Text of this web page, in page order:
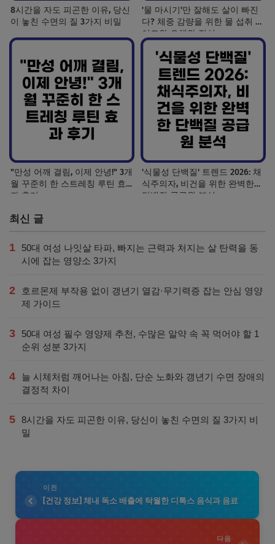
8시간을 자도 피곤한 이유, 당신
이 놓친 수면의 질 3가지 비밀
'물 마시기'만 잘해도 살이 빠진
다? 체중 감량을 위한 물 섭취 가
이드와 오해와 진실
"만성 어깨 결림, 이제 안녕!" 3개
월 꾸준히 한 스트레칭 루틴 효
과 후기
'식물성 단백질' 트렌드 2026: 채
식주의자, 비건을 위한 완벽한
단백질 공급원 분석
최신 글
1
50대 여성 나잇살 타파, 빠지는 근력과 처지는 살 탄력을 동
시에 잡는 영양소 3가지
2
호르몬제 부작용 없이 갱년기 열감·무기력증 잡는 안심 영양
제 가이드
3
50대 여성 필수 영양제 추천, 수많은 알약 속 꼭 먹어야 할 1
순위 성분 3가지
4
늘 시체처럼 깨어나는 아침, 단순 노화와 갱년기 수면 장애의
결정적 차이
5 8시간을 자도 피곤한 이유, 당신이 놓친 수면의 질 3가지 비
밀
이전
[건강 정보] 체내 독소 배출에 탁월한 디톡스 음식과 음료
다음